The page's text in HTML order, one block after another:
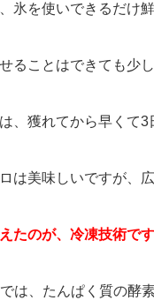
氷を使いできるだけ
ることはできても少
、獲れてから早くて3
は美味しいですが、
たのが、冷凍技術です
は、たんぱく質の酵